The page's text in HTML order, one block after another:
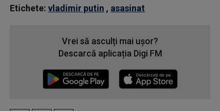
Etichete: vladimir putin , asasinat
Vrei să asculți mai ușor?
Descarcă aplicația Digi FM